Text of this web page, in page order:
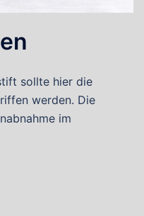
sollte hier die
werden. Die
im